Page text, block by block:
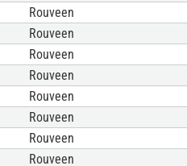
Rouveen
Rouveen
Rouveen
Rouveen
Rouveen
Rouveen
Rouveen
Rouveen